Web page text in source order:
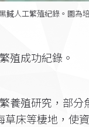
人工繁殖紀錄。圖為
殖成功紀錄。
養殖研究，部
床等棲地，使